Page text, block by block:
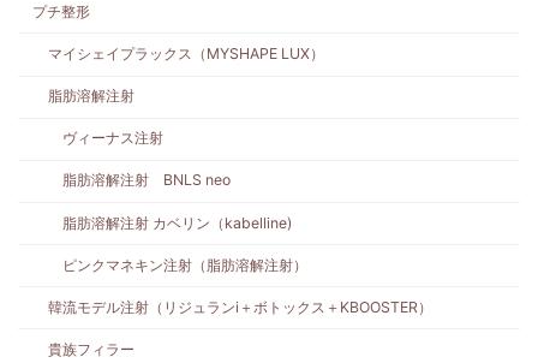
プチ整形
マイシェイプラックス（MYSHAPE LUX）
脂肪溶解注射
ヴィーナス注射
脂肪溶解注射 BNLS neo
脂肪溶解注射 カベリン（kabelline)
ピンクマネキン注射（脂肪溶解注射）
韓流モデル注射（リジュランi＋ボトックス＋KBOOSTER）
貴族フィラー